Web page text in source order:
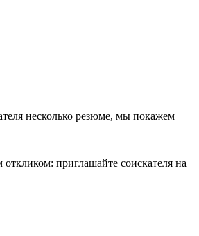
несколько резюме, мы покажем
приглашайте соискателя на